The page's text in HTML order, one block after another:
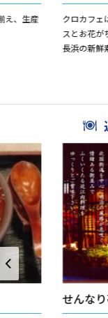
え、生産
クロカフェ
スとお花が
長浜の新鮮
せんな